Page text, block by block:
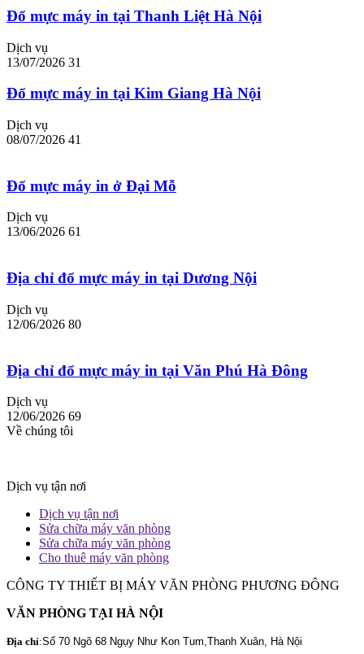
Đổ mực máy in tại Thanh Liệt Hà Nội
Dịch vụ
13/07/2026 31
Đổ mực máy in tại Kim Giang Hà Nội
Dịch vụ
08/07/2026 41
Đổ mực máy in ở Đại Mỗ
Dịch vụ
13/06/2026 61
Địa chỉ đổ mực máy in tại Dương Nội
Dịch vụ
12/06/2026 80
Địa chỉ đổ mực máy in tại Văn Phú Hà Đông
Dịch vụ
12/06/2026 69
Về chúng tôi
Dịch vụ tận nơi
Dịch vụ tận nơi
Sửa chữa máy văn phòng
Sửa chữa máy văn phòng
Cho thuê máy văn phòng
CÔNG TY THIẾT BỊ MÁY VĂN PHÒNG PHƯƠNG ĐÔNG
VĂN PHÒNG TẠI HÀ NỘI
Địa chỉ:Số 70 Ngõ 68 Ngụy Như Kon Tum,Thanh Xuân, Hà Nội